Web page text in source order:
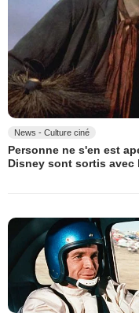
News - Culture ciné
Personne ne s'en est
Disney sont sortis avec